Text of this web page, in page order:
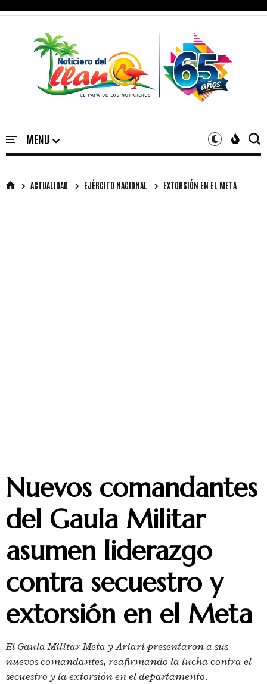
ACTUALIDAD EJÉRCITO NACIONAL EXTORSIÓN EN EL META
Nuevos comandantes
del Gaula Militar
asumen liderazgo
contra secuestro y
extorsión en el Meta
El Gaula Militar Meta y Ariari presentaron a sus
nuevos comandantes, reafirmando la lucha contra el
secuestro y la extorsión en el departamento.